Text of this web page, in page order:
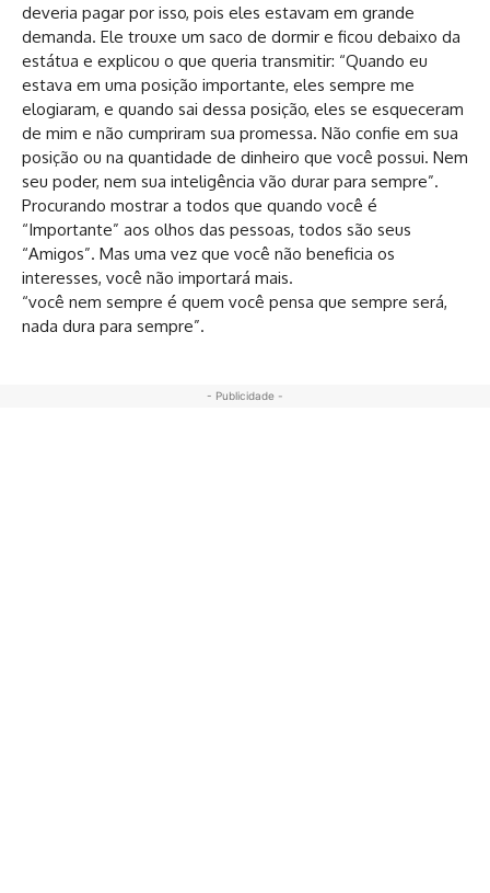
deveria pagar por isso, pois eles estavam em grande
demanda. Ele trouxe um saco de dormir e ficou debaixo da
estátua e explicou o que queria transmitir: “Quando eu
estava em uma posição importante, eles sempre me
elogiaram, e quando sai dessa posição, eles se esqueceram
de mim e não cumpriram sua promessa. Não confie em sua
posição ou na quantidade de dinheiro que você possui. Nem
seu poder, nem sua inteligência vão durar para sempre”.
Procurando mostrar a todos que quando você é
“Importante” aos olhos das pessoas, todos são seus
“Amigos”. Mas uma vez que você não beneficia os
interesses, você não importará mais.
“você nem sempre é quem você pensa que sempre será,
nada dura para sempre”.
- Publicidade -